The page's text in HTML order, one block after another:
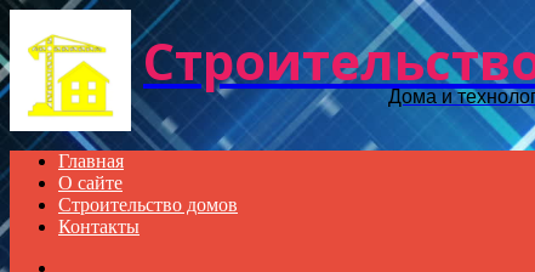
Дома и
Главная
О сайте
Строительство домов
Контакты